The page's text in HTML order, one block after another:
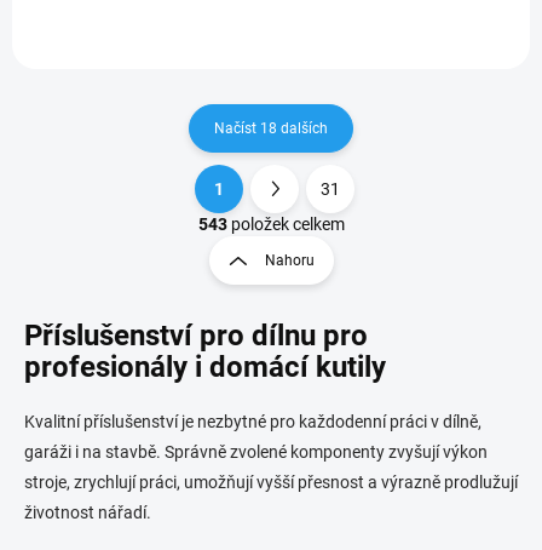
O
v
á
d
c
í
p
v
k
y
v
Načíst 18 dalších
S
t
r
á
k
o
á
n
í
1
31
543položek celkem
Nahoru
Příslušenství pro dílnu pro
profesionály i domácí kutily
Kvalitní příslušenství je nezbytné pro každodenní práci v dílně,
garáži i na stavbě. Správně zvolené komponenty zvyšují výkon
stroje, zrychlují práci, umožňují vyšší přesnost a výrazně prodlužují
životnost nářadí.